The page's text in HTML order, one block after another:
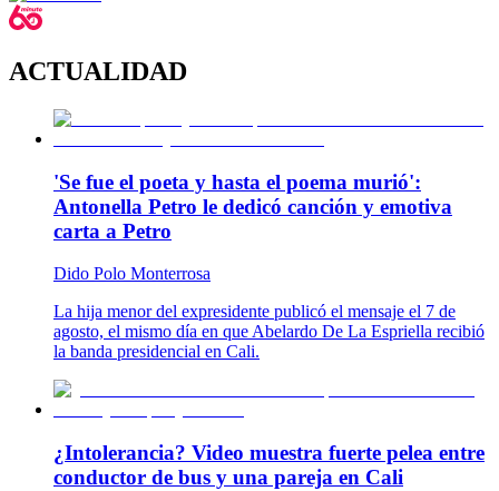
ACTUALIDAD
'Se fue el poeta y hasta el poema murió':
Antonella Petro le dedicó canción y emotiva
carta a Petro
Dido Polo Monterrosa
La hija menor del expresidente publicó el mensaje el 7 de
agosto, el mismo día en que Abelardo De La Espriella recibió
la banda presidencial en Cali.
¿Intolerancia? Video muestra fuerte pelea entre
conductor de bus y una pareja en Cali